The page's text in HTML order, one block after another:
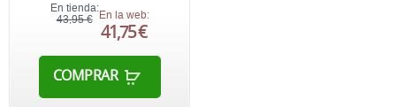
En tienda:
43,95 € En la web:
41,75 €
COMPRAR